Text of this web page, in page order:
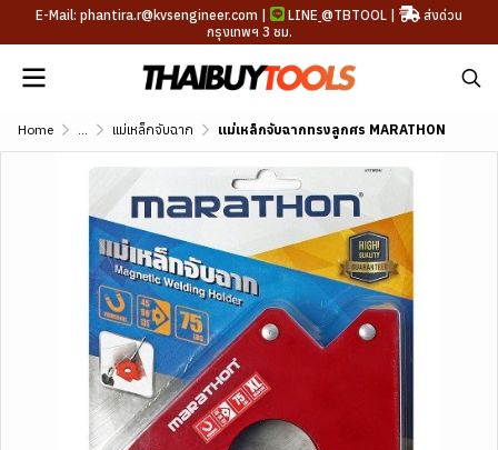
E-Mail: phantira.r@kvsengineer.com | LINE @TBTOOL |
ส่งด่วน
กรุงเทพฯ 3 ชม.
Home ... แม่เหล็กจับฉาก แม่เหล็กจับฉากทรงลูกศร MARATHON